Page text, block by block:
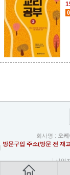
0
회사명 : 오
방문구입 주소(방문 전 재
사업
사업자주소 : 서울특별